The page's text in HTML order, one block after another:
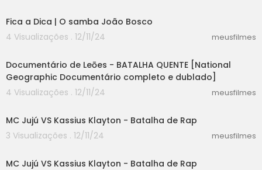
Fica a Dica | O samba João Bosco
4 Visualizações . 12/11/24
meusfilmes
Documentário de Leōes - BATALHA QUENTE [National
Geographic Documentário completo e dublado]
4 Visualizações . 12/11/24
meusfilmes
MC Jujú VS Kassius Klayton - Batalha de Rap
3 Visualizações . 12/11/24
meusfilmes
MC Jujú VS Kassius Klayton - Batalha de Rap